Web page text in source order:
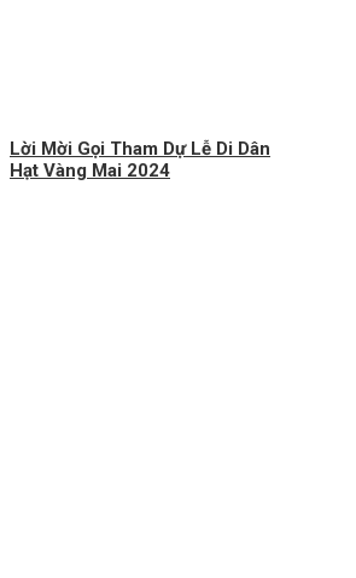
Lời Mời Gọi Tham Dự Lễ Di Dân
Hạt Vàng Mai 2024